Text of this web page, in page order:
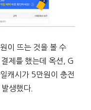
이 뜨는 것을 볼 수
제를 했는데 옥션, G
캐시가 5만원이 충전
생했다.